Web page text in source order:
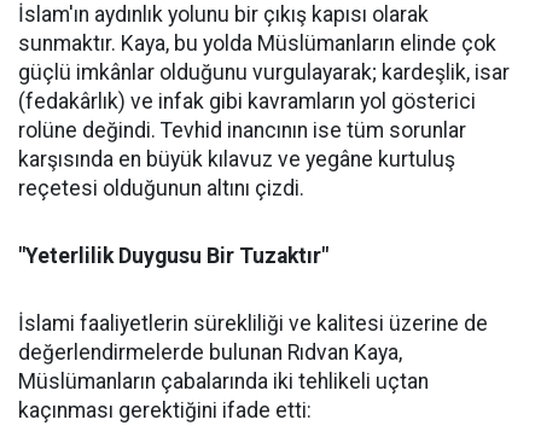
İslam'ın aydınlık yolunu bir çıkış kapısı olarak
sunmaktır. Kaya, bu yolda Müslümanların elinde çok
güçlü imkânlar olduğunu vurgulayarak; kardeşlik, isar
(fedakârlık) ve infak gibi kavramların yol gösterici
rolüne değindi. Tevhid inancının ise tüm sorunlar
karşısında en büyük kılavuz ve yegâne kurtuluş
reçetesi olduğunun altını çizdi.
"Yeterlilik Duygusu Bir Tuzaktır"
İslami faaliyetlerin sürekliliği ve kalitesi üzerine de
değerlendirmelerde bulunan Rıdvan Kaya,
Müslümanların çabalarında iki tehlikeli uçtan
kaçınması gerektiğini ifade etti: